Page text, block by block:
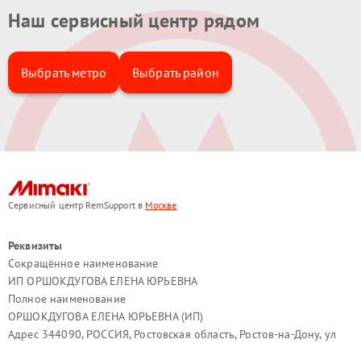
Наш сервисный центр рядом
Выбрать метро Выбрать район
Сервисный центр RemSupport в Москве
Реквизиты
Сокращённое наименование
ИП ОРШОКДУГОВА ЕЛЕНА ЮРЬЕВНА
Полное наименование
ОРШОКДУГОВА ЕЛЕНА ЮРЬЕВНА (ИП)
Адрес 344090, РОССИЯ, Ростовская область, Ростов-на-Дону, ул